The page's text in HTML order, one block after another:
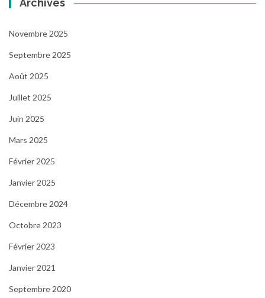
Archives
Novembre 2025
Septembre 2025
Août 2025
Juillet 2025
Juin 2025
Mars 2025
Février 2025
Janvier 2025
Décembre 2024
Octobre 2023
Février 2023
Janvier 2021
Septembre 2020